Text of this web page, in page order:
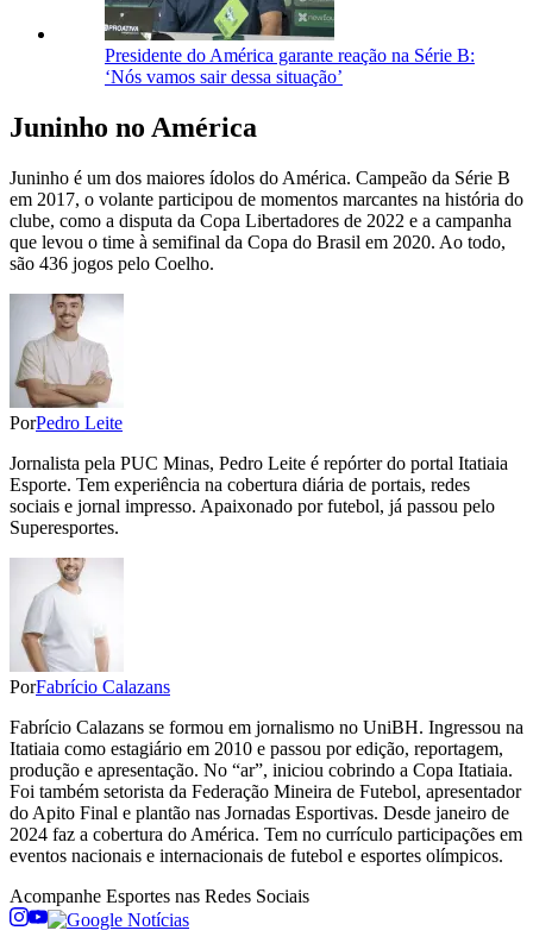
Presidente do América garante reação na Série B:
‘Nós vamos sair dessa situação’
Juninho no América
Juninho é um dos maiores ídolos do América. Campeão da Série B
em 2017, o volante participou de momentos marcantes na história do
clube, como a disputa da Copa Libertadores de 2022 e a campanha
que levou o time à semifinal da Copa do Brasil em 2020. Ao todo,
são 436 jogos pelo Coelho.
PorPedro Leite
Jornalista pela PUC Minas, Pedro Leite é repórter do portal Itatiaia
Esporte. Tem experiência na cobertura diária de portais, redes
sociais e jornal impresso. Apaixonado por futebol, já passou pelo
Superesportes.
PorFabrício Calazans
Fabrício Calazans se formou em jornalismo no UniBH. Ingressou na
Itatiaia como estagiário em 2010 e passou por edição, reportagem,
produção e apresentação. No “ar”, iniciou cobrindo a Copa Itatiaia.
Foi também setorista da Federação Mineira de Futebol, apresentador
do Apito Final e plantão nas Jornadas Esportivas. Desde janeiro de
2024 faz a cobertura do América. Tem no currículo participações em
eventos nacionais e internacionais de futebol e esportes olímpicos.
Acompanhe Esportes nas Redes Sociais